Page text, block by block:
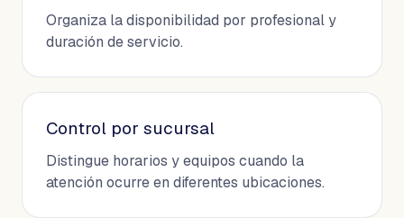
Organiza la disponibilidad por profesional y
duración de servicio.
Control por sucursal
Distingue horarios y equipos cuando la
atención ocurre en diferentes ubicaciones.